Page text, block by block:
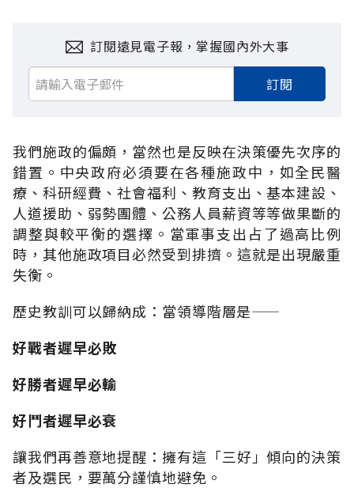
訂閱遠見電子報，掌握國內外大事
訂閱
我們施政的偏頗，當然也是反映在決策優先次序的
錯置。中央政府必須要在各種施政中，如全民醫
療、科研經費、社會福利、教育支出、基本建設、
人道援助、弱勢團體、公務人員薪資等等做果斷的
調整與較平衡的選擇。當軍事支出占了過高比例
時，其他施政項目必然受到排擠。這就是出現嚴重
失衡。
歷史教訓可以歸納成：當領導階層是——
好戰者遲早必敗
好勝者遲早必輸
好鬥者遲早必衰
讓我們再善意地提醒：擁有這「三好」傾向的決策
者及選民，要萬分謹慎地避免。